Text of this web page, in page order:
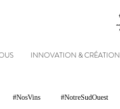
INNOVATION & CRÉATION
#NosVins #NotreSudOuest